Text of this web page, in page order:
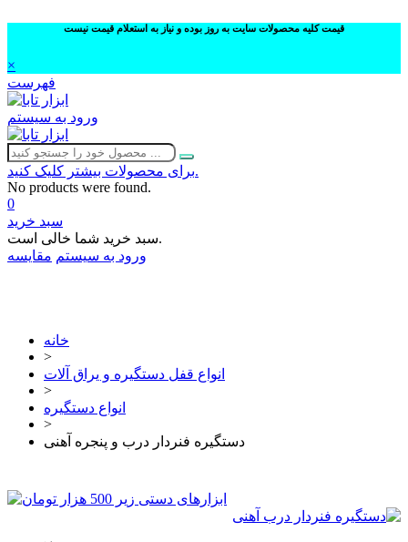
قیمت کلیه محصولات سایت به روز بوده و نیاز به استعلام قیمت نیست
×
فهرست
ورود به سیستم
برای محصولات بیشتر کلیک کنید.
No products were found.
0
سبد خرید
سبد خرید شما خالی است.
ورود به سیستم مقایسه
خانه
>
انواع قفل دستگیره و یراق آلات
>
انواع دستگیره
>
دستگیره فنردار درب و پنجره آهنی